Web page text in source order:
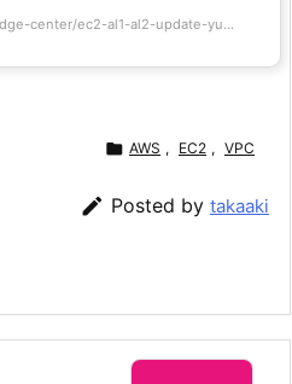
center/ec2-al1-al2-update-yu...
 AWS , EC2 , VPC
 Posted by takaaki